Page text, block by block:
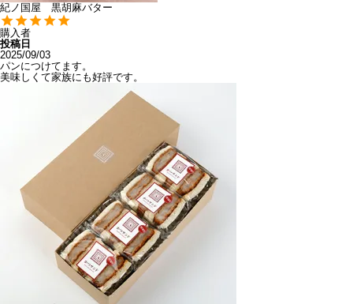
紀ノ国屋 黒胡麻バター
購入者
投稿日
2025/09/03
パンにつけてます。
美味しくて家族にも好評です。